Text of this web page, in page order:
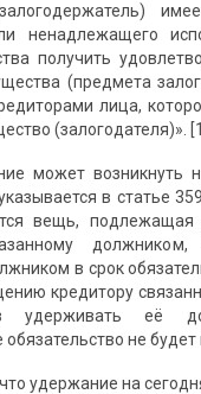
ненадлежащего
получить
(предмета
лица,
(залогодателя)». [1]
может возникнуть
в статье
вещь,
в срок
кредитору
удерживать её
не будет
удержание на